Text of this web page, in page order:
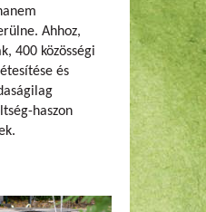
Ahhoz,
400 közösségi
és
haszon